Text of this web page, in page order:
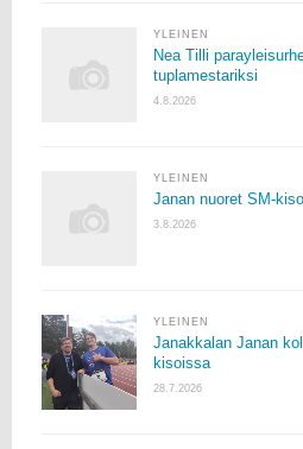
YLEINEN
Nea Tilli
tuplamestariksi
4.8.2026
YLEINEN
Janan nuoret SM-
3.8.2026
YLEINEN
Janakkalan Janan
kisoissa
28.7.2026